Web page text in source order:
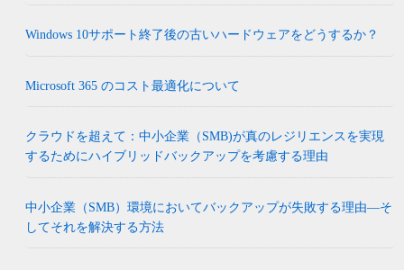
Windows 10サポート終了後の古いハードウェアをどうするか？
Microsoft 365 のコスト最適化について
クラウドを超えて：中小企業（SMB)が真のレジリエンスを実現
するためにハイブリッドバックアップを考慮する理由
中小企業（SMB）環境においてバックアップが失敗する理由―そ
してそれを解決する方法